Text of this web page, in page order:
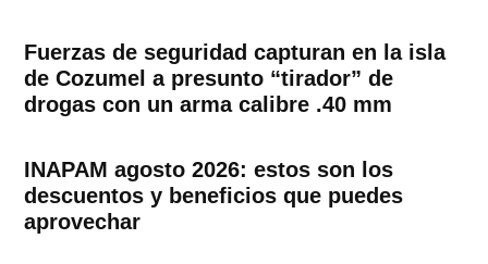
Fuerzas de seguridad capturan en la isla
de Cozumel a presunto “tirador” de
drogas con un arma calibre .40 mm
INAPAM agosto 2026: estos son los
descuentos y beneficios que puedes
aprovechar